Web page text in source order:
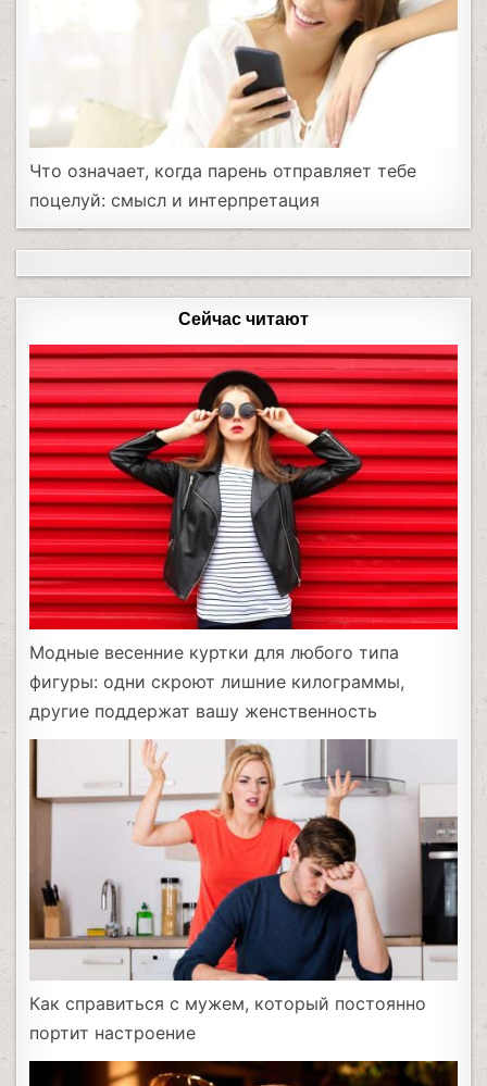
Что означает, когда парень отправляет тебе
поцелуй: смысл и интерпретация
Сейчас читают
Модные весенние куртки для любого типа
фигуры: одни скроют лишние килограммы,
другие поддержат вашу женственность
Как справиться с мужем, который постоянно
портит настроение